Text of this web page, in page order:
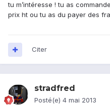
tu m’intéresse ! tu as
prix ht ou tu as du payer des
Citer
stradfred
Posté(e) 4 mai 2013